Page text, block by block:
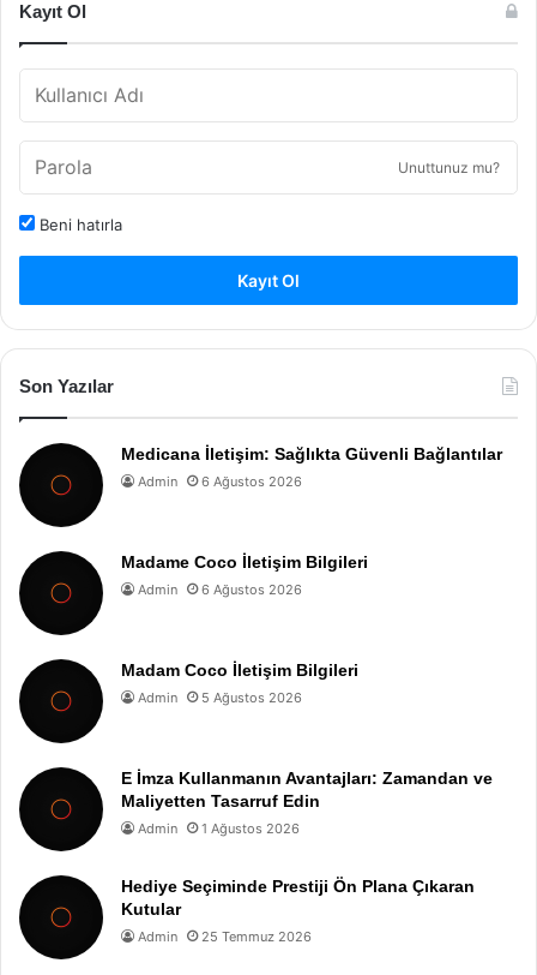
Kayıt Ol
Unuttunuz mu?
Beni hatırla
Kayıt Ol
Son Yazılar
Medicana İletişim: Sağlıkta Güvenli Bağlantılar
Admin 6 Ağustos 2026
Madame Coco İletişim Bilgileri
Admin 6 Ağustos 2026
Madam Coco İletişim Bilgileri
Admin 5 Ağustos 2026
E İmza Kullanmanın Avantajları: Zamandan ve
Maliyetten Tasarruf Edin
Admin 1 Ağustos 2026
Hediye Seçiminde Prestiji Ön Plana Çıkaran
Kutular
Admin 25 Temmuz 2026